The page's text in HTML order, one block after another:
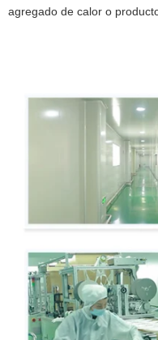
agregado de calor o